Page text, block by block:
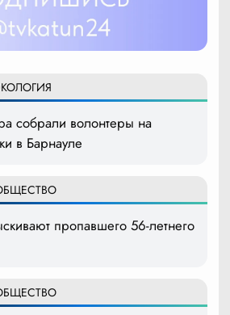
собрали волонтеры на
в Барнауле
пропавшего 56-летнего